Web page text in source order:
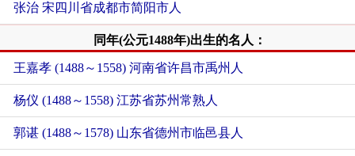
张治 宋四川省成都市简阳市人
同年(公元1488年)出生的名人：
王嘉孝 (1488～1558) 河南省许昌市禹州人
杨仪 (1488～1558) 江苏省苏州常熟人
郭谌 (1488～1578) 山东省德州市临邑县人